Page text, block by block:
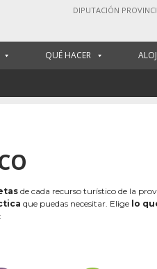
DIPUTACIÓN
QUÉ HACER
de cada recurso turístico de la
que puedas necesitar. Elige lo